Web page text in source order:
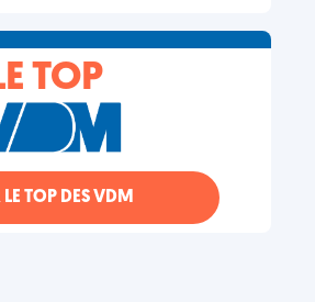
TOP
TOP DES VDM